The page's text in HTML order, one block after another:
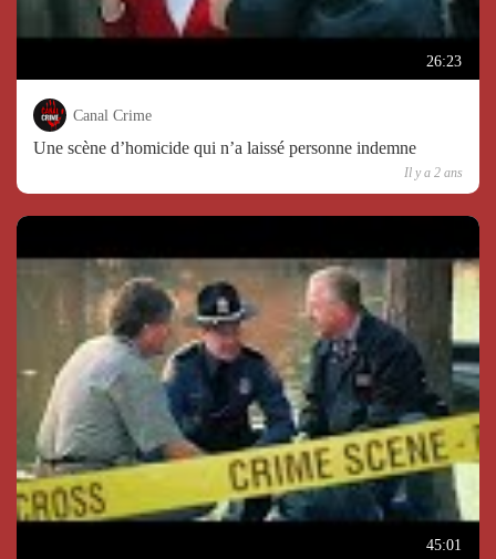
26:23
Canal Crime
Une scène d’homicide qui n’a laissé personne indemne
Il y a 2 ans
45:01